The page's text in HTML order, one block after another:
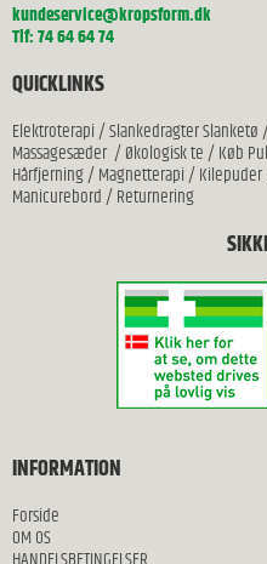
kundeservice@kropsform.dk
Tlf: 74 64 64 74
QUICKLINKS
Elektroterapi/Slankedragter Slanketø
Massagesæder/Økologisk te/Køb
Hårfjerning/Magnetterapi/
Manicurebord/Returnering
INFORMATION
Forside
OM OS